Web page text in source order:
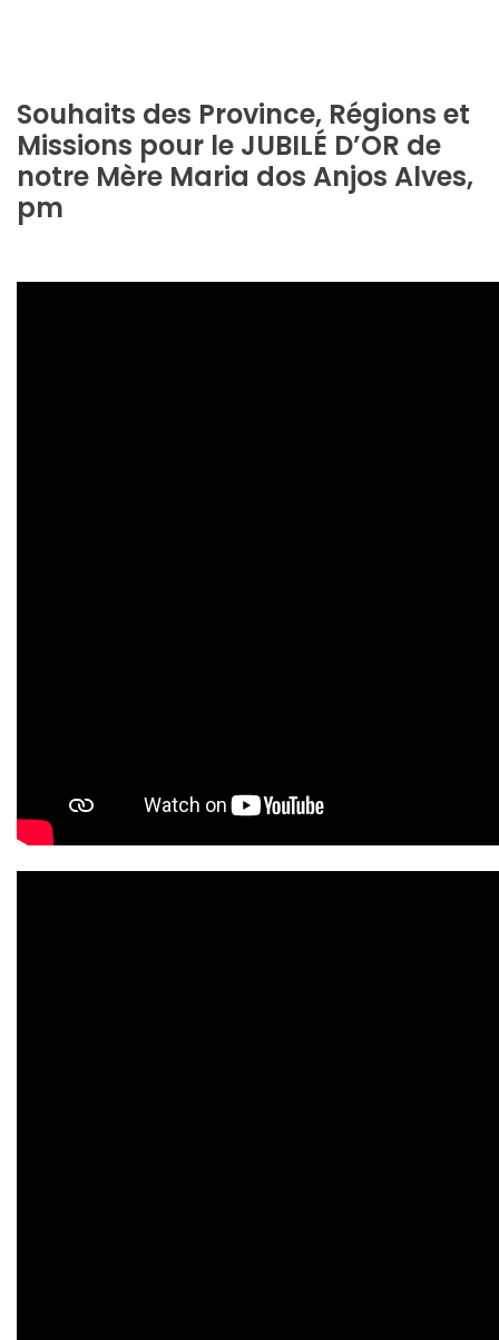
Souhaits des Province, Régions et
Missions pour le JUBILÉ D’OR de
notre Mère Maria dos Anjos Alves,
pm